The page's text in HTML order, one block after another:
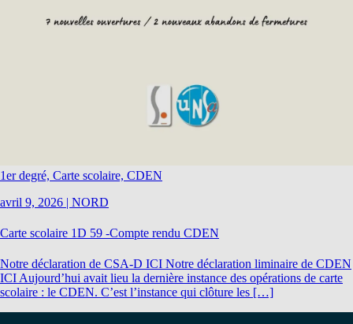
1er degré, Carte scolaire, CDEN
avril 9, 2026 | NORD
Carte scolaire 1D 59 -Compte rendu CDEN
Notre déclaration de CSA-D ICI Notre déclaration liminaire de CDEN
ICI Aujourd’hui avait lieu la dernière instance des opérations de carte
scolaire : le CDEN. C’est l’instance qui clôture les […]